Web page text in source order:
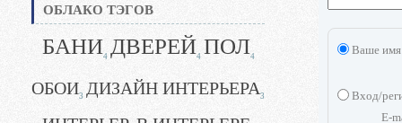
ОБЛАКО ТЭГОВ
БАНИ4 ДВЕРЕЙ4 ПОЛ4
ОБОИ3 ДИЗАЙН ИНТЕРЬЕРА3
Ваше имя
Вход/
E-